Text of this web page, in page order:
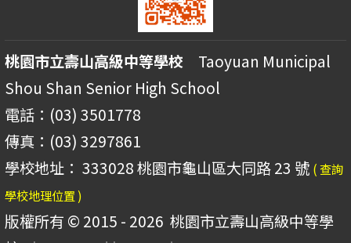
桃園市立壽山高級中等學校 Taoyuan Municipal
Shou Shan Senior High School
電話：(03) 3501778
傳真：(03) 3297861
學校地址： 333028 桃園市龜山區大同路 23 號 ( 查詢
學校地理位置 )
版權所有 © 2015 - 2026 桃園市立壽山高級中等學